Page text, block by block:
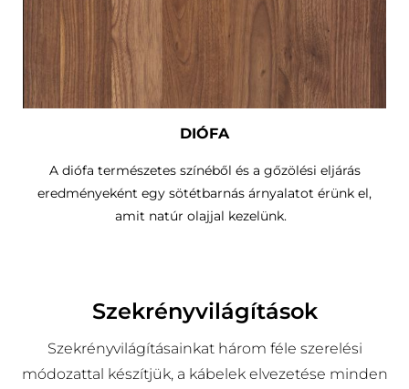
DIÓFA
A diófa természetes színéből és a gőzölési eljárás
eredményeként egy sötétbarnás árnyalatot érünk el,
amit natúr olajjal kezelünk.
Szekrényvilágítások
Szekrényvilágításainkat három féle szerelési
módozattal készítjük, a kábelek elvezetése minden